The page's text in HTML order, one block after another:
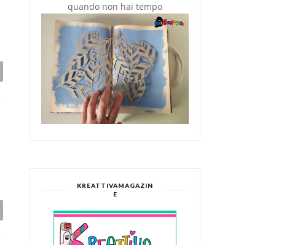
quando non hai tempo
KREATTIVAMAGAZIN
E